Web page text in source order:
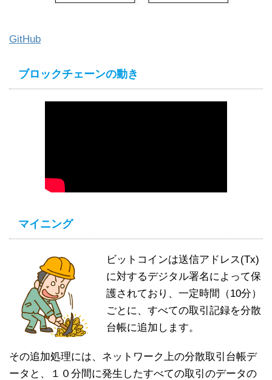
GitHub
ブロックチェーンの動き
マイニング
ビットコインは送信アドレス(Tx)
に対するデジタル署名によって保
護されており、一定時間（10分）
ごとに、すべての取引記録を分散
台帳に追加します。
その追加処理には、ネットワーク上の分散取引台帳デ
ータと、１０分間に発生したすべての取引のデータの